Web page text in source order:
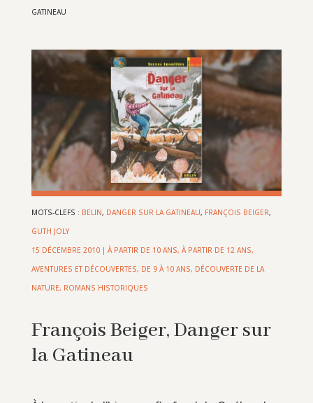
GATINEAU
MOTS-CLEFS : BELIN, DANGER SUR LA GATINEAU, FRANÇOIS BEIGER,
GUTH JOLY
15 DÉCEMBRE 2010| À PARTIR DE 10 ANS, À PARTIR DE 12 ANS,
AVENTURES ET DÉCOUVERTES, DE 9 À 10 ANS, DÉCOUVERTE DE LA
NATURE, ROMANS HISTORIQUES
François Beiger, Danger sur
la Gatineau